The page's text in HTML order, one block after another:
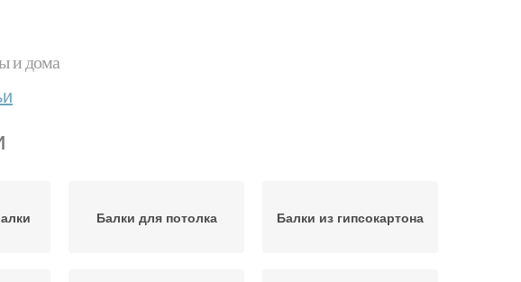
и дома
Балки для потолка Балки из гипсокартона